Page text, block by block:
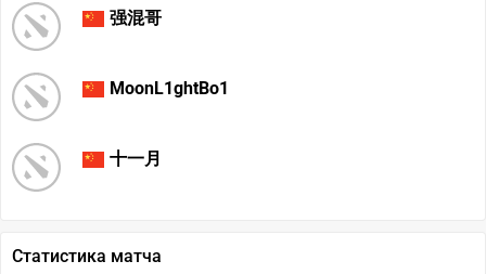
强混哥
MoonL1ghtBo1
十一月
Статистика матча